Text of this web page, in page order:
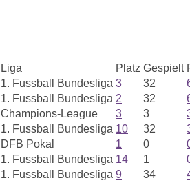
Liga Platz Gespielt
1. Fussball Bundesliga 3 32
1. Fussball Bundesliga 2 32
Champions-League 3 3
1. Fussball Bundesliga 10 32
DFB Pokal 1 0
1. Fussball Bundesliga 14 1
1. Fussball Bundesliga 9 34